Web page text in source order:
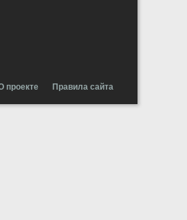
проекте Правила сайта